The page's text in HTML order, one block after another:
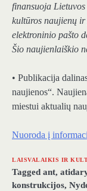
finansuoja
kultūros naujienų ir
elektroninio pašto
Šio naujienlaiškio
• Publikacija
naujienos“.
miestui aktualių
Nuoroda į
LAISVALAIKIS IR
Tagged ant,
konstrukcijos,